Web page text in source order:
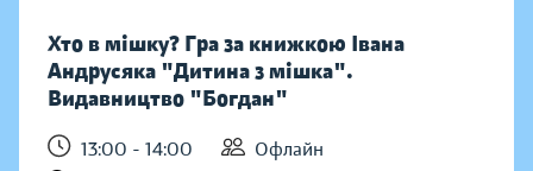
Хто в мішку? Гра за книжкою Івана
Андрусяка "Дитина з мішка".
Видавництво "Богдан"
13:00 - 14:00
Офлайн